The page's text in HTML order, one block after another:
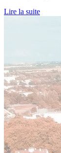
Lire la suite